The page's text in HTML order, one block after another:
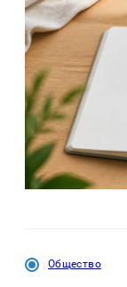
Общество